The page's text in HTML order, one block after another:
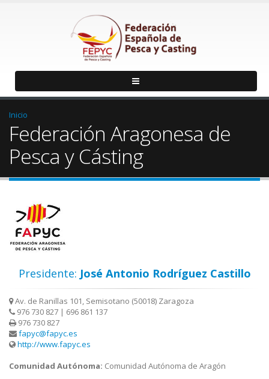
Inicio
Federación Aragonesa de
Pesca y Cásting
Presidente: José Antonio Rodríguez Castillo
Av. de Ranillas 101, Semisotano (50018) Zaragoza
976 730 827 | 696 861 137
976 730 827
fapyc@fapyc.es
http://www.fapyc.es
Comunidad Autónoma: Comunidad Autónoma de Aragón